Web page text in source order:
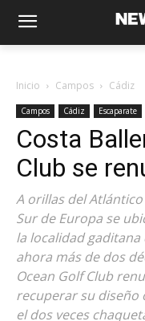
Inicio Campos Cádiz
Campos Cádiz Escaparate
Costa
Club se
A orillas del
Sur de Europa se
la localidad gaditana
ahora más de dos
Ocean Golf Club
recuperar su diseño
el dos veces